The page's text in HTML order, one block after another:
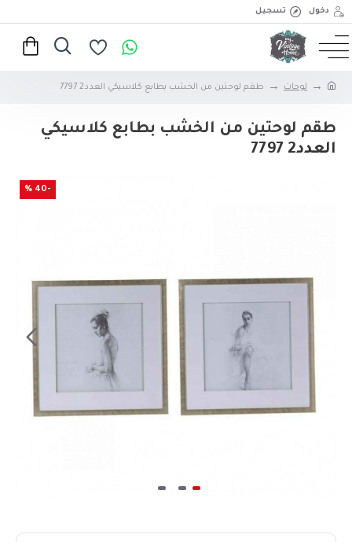
دخول تسجيل
لوحات طقم لوحتين من الخشب بطابع كلاسيكي العدد2 7797
طقم لوحتين من الخشب بطابع كلاسيكي
العدد2 7797
-40 %